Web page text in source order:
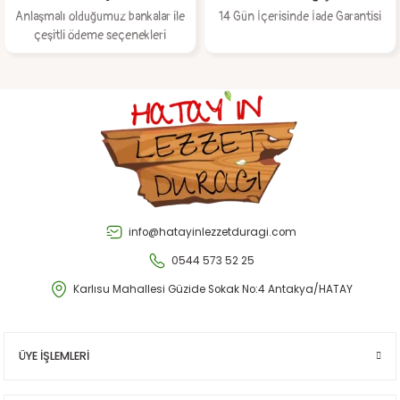
Gönder
Anlaşmalı olduğumuz bankalar ile
çeşitli ödeme seçenekleri
14 Gün İçerisinde İade Garantisi
info@hatayinlezzetduragi.com
0544 573 52 25
Karlısu Mahallesi Güzide Sokak No:4 Antakya/HATAY
ÜYE İŞLEMLERİ